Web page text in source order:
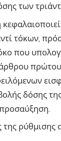
των
τόκων,
που
πρώτου
δόσης
ρύθμισης